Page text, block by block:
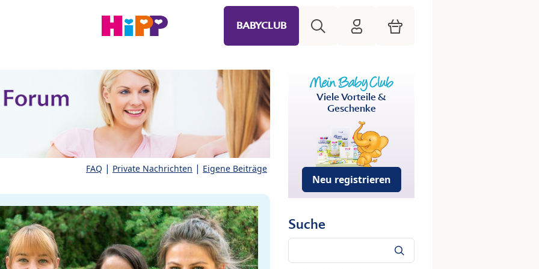
BABYCLUB HiPP Mein Babyclub
Warenkorb
FAQ | Private Nachrichten | Eigene Beiträge
Viele Vorteile &
Geschenke
Neu registrieren
Suche